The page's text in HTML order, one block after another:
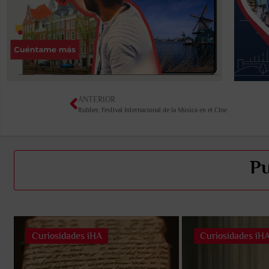
ANTERIOR
Rubber, Festival Internacional de la Música en el Cine
Curiosidades iHA Curiosidades